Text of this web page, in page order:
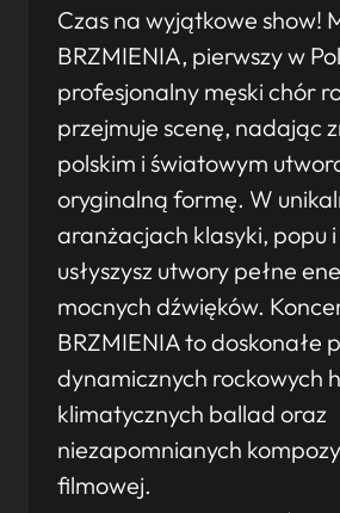
Czas na wyjątkowe show!
BRZMIENIA, pierwszy w
profesjonalny męski chór
przejmuje scenę, nadając
polskim i światowym
oryginalną formę. W
aranżacjach klasyki, popu
usłyszysz utwory pełne
mocnych dźwięków.
BRZMIENIA to doskonałe
dynamicznych rockowych
klimatycznych ballad oraz
niezapomnianych
filmowej.